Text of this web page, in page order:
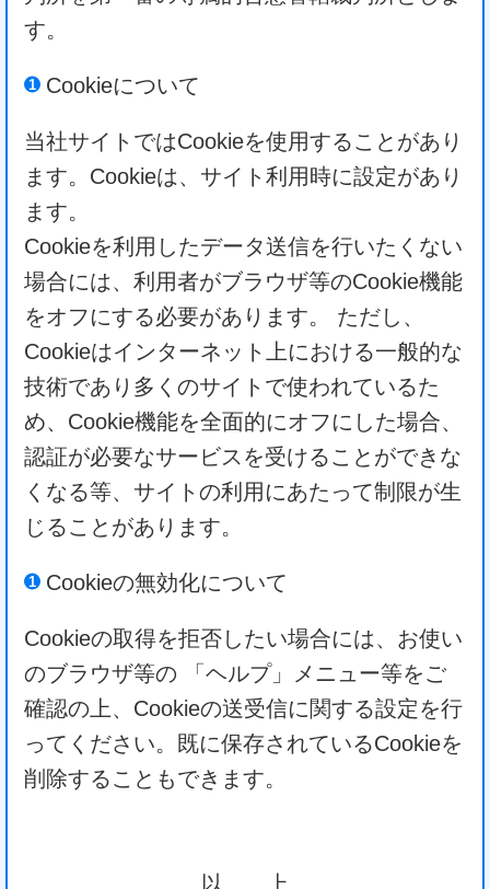
す。
Cookieについて
当社サイトではCookieを使用することがあり
ます。Cookieは、サイト利用時に設定があり
ます。
Cookieを利用したデータ送信を行いたくない
場合には、利用者がブラウザ等のCookie機能
をオフにする必要があります。 ただし、
Cookieはインターネット上における一般的な
技術であり多くのサイトで使われているた
め、Cookie機能を全面的にオフにした場合、
認証が必要なサービスを受けることができな
くなる等、サイトの利用にあたって制限が生
じることがあります。
Cookieの無効化について
Cookieの取得を拒否したい場合には、お使い
のブラウザ等の 「ヘルプ」メニュー等をご
確認の上、Cookieの送受信に関する設定を行
ってください。既に保存されているCookieを
削除することもできます。
以 上